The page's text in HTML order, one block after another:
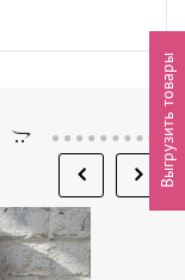
Выгрузить товары